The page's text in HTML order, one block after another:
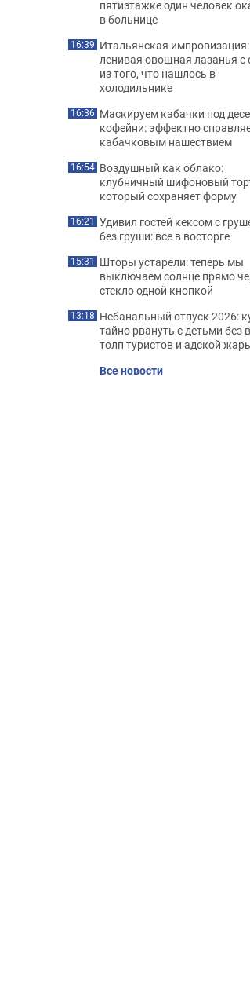
пятиэтажке один человек
в больнице
16:39 Итальянская импровизация:
ленивая овощная лазанья
из того, что нашлось в
холодильнике
16:36 Маскируем кабачки под
кофейни: эффектно
кабачковым нашествием
16:54 Воздушный как облако:
клубничный шифоновый
который сохраняет форму
16:21 Удивил гостей кексом с
без груши: все в восторге
15:31 Шторы устарели: теперь мы
выключаем солнце прямо
стекло одной кнопкой
13:18 Небанальный отпуск 2026:
тайно рвануть с детьми без
толп туристов и адской
Все новости